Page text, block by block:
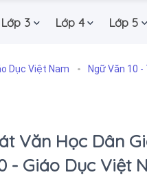
Lớp 3 Lớp 4 Lớp 5
Dục Việt Nam Ngữ Văn 10
Văn Học Dân
- Giáo Dục Việt